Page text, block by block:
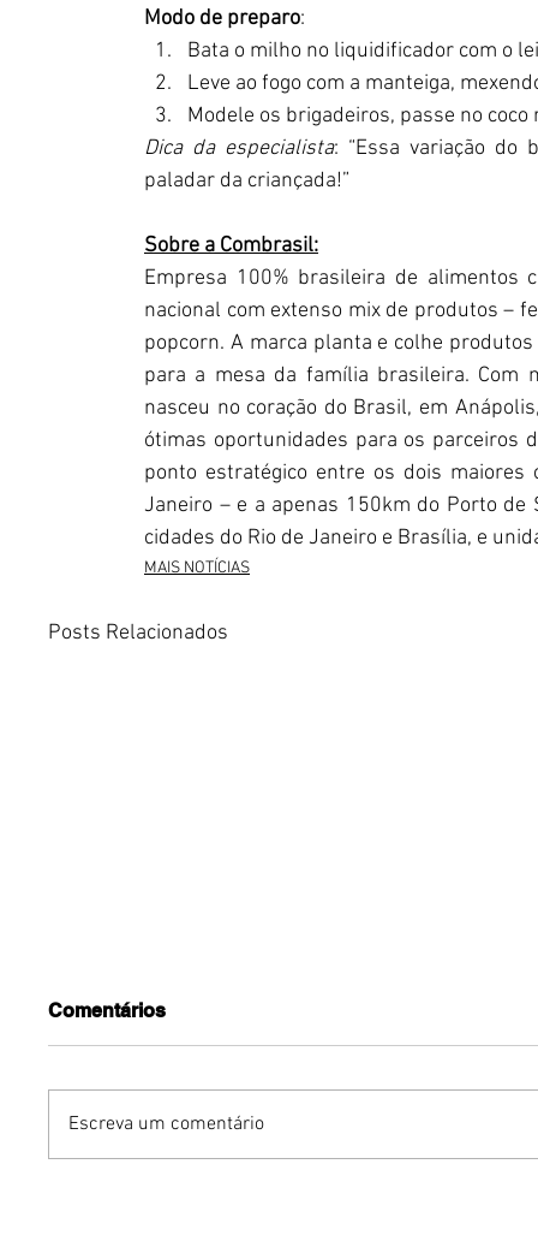
Modo de preparo:
Bata o milho no liquidificador com o
Leve ao fogo com a manteiga,
Modele os brigadeiros, passe no coco
Dica da especialista: “Essa variação do
paladar da criançada!”
Sobre a Combrasil:
Empresa 100% brasileira de alimentos
nacional com extenso mix de produtos –
popcorn. A marca planta e colhe
para a mesa da família brasileira. Com
nasceu no coração do Brasil, em
ótimas oportunidades para os parceiros
ponto estratégico entre os dois
Janeiro – e a apenas 150km do Porto
cidades do Rio de Janeiro e Brasília, e
MAIS NOTÍCIAS
Posts Relacionados
Comentários
Escreva um comentário